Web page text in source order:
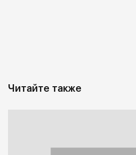
Читайте также